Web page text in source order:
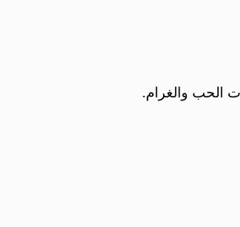
الحب والغرام.